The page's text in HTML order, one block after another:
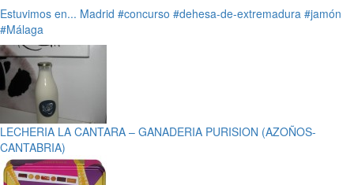
Estuvimos en... Madrid #concurso #dehesa-de-extremadura #jamón
#Málaga
LECHERIA LA CANTARA – GANADERIA PURISION (AZOÑOS-
CANTABRIA)